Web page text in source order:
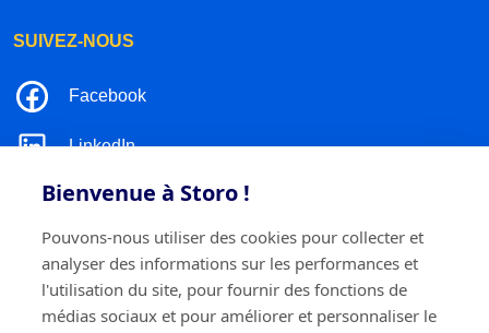
Bienvenue à Storo !
Pouvons-nous utiliser des cookies pour collecter et
analyser des informations sur les performances et
l'utilisation du site, pour fournir des fonctions de
médias sociaux et pour améliorer et personnaliser le
SUIVEZ-NOUS
Facebook
LinkedIn
Instagram
TikTok